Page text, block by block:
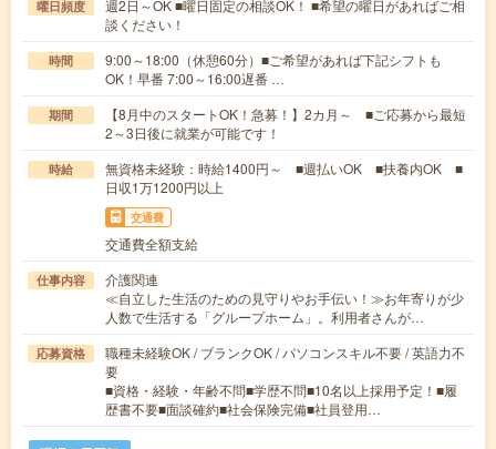
曜日頻度
週2日～OK ■曜日固定の相談OK！ ■希望の曜日があればご相
談ください！
時間
9:00～18:00（休憩60分）■ご希望があれば下記シフトも
OK！早番 7:00～16:00遅番 …
期間
【8月中のスタートOK！急募！】2カ月～ ■ご応募から最短
2～3日後に就業が可能です！
時給
無資格未経験：時給1400円～ ■週払いOK ■扶養内OK ■
日収1万1200円以上
交通費
交通費全額支給
仕事内容
介護関連
≪自立した生活のための見守りやお手伝い！≫お年寄りが少
人数で生活する「グループホーム」。利用者さんが…
応募資格
職種未経験OK / ブランクOK / パソコンスキル不要 / 英語力不
要
■資格・経験・年齢不問■学歴不問■10名以上採用予定！■履
歴書不要■面談確約■社会保険完備■社員登用…